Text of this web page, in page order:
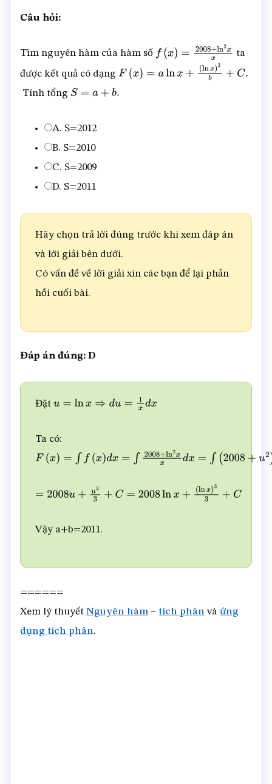
Câu hỏi:
Tìm nguyên hàm của hàm số f( x)= 2008 ln2
ta
được kết quả có dạng F x)= aln x+
(
Tính tổng S=a +b
A. S=2012
B. S=2010
C. S=2009
D. S=2011
Hãy chọn trả lời đúng trước khi xem đáp án
và lời giải bên dưới.
Có vấn đề về lời giải xin các bạn để lại phản
hồi cuối bài.
Đáp án đúng: D
Đặt u =lnx⇒d u= 1xd x
Ta có:
F x)= f(x )dx =∫2008 +ln2 x= 2008 +u 2) du=2008 d u
=2008u+ 3 + = 2008lnx+(lnx )3 +
Vậy a+b=2011.
======
Xem lý thuyết Nguyên hàm – tích phânvà ứng
dụng tích phân.